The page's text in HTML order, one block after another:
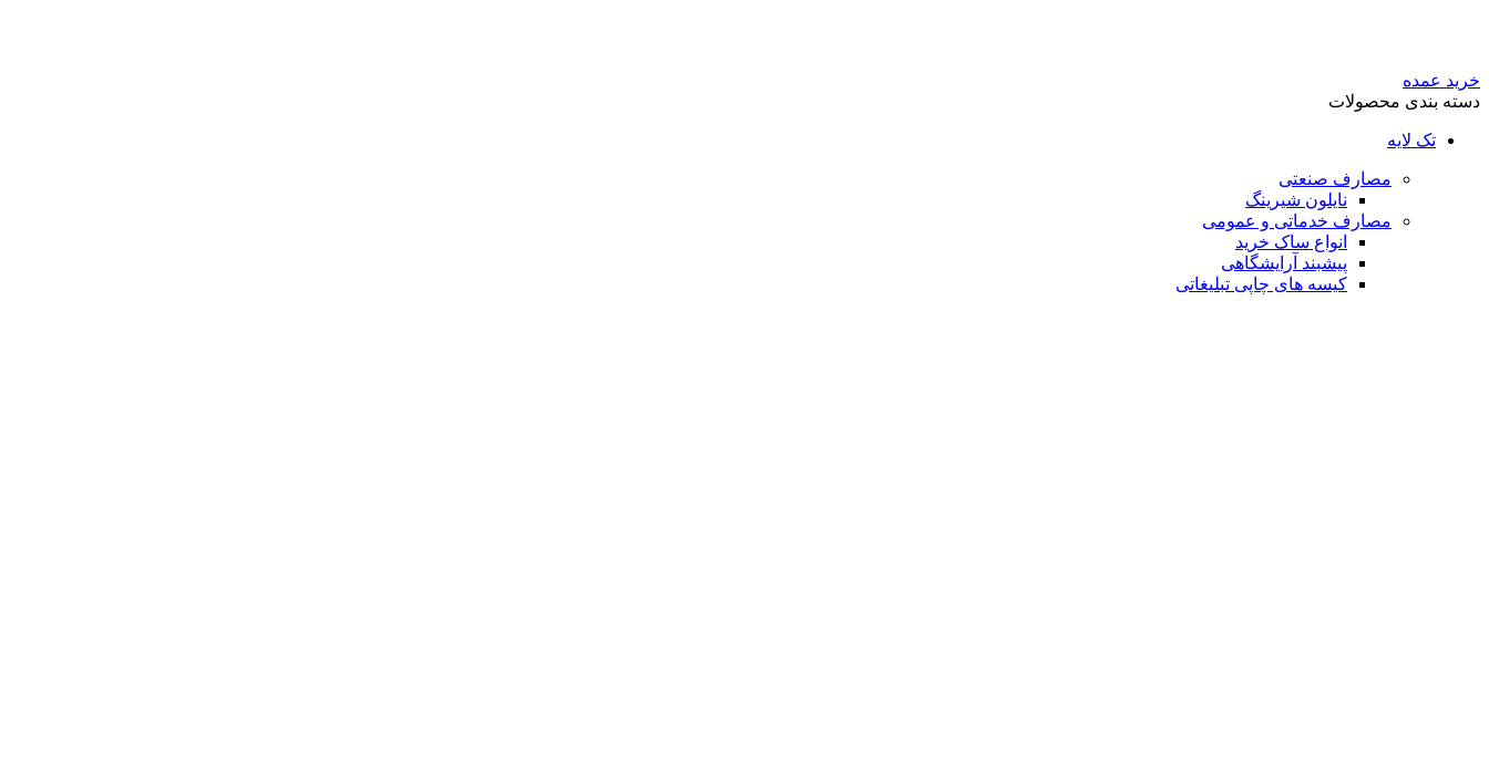
خرید عمده
دسته بندی محصولات
تک لایه
مصارف صنعتی
نایلون شیرینگ
مصارف خدماتی و عمومی
انواع ساک خرید
پیشبند آرایشگاهی
کیسه های چاپی تبلیغاتی